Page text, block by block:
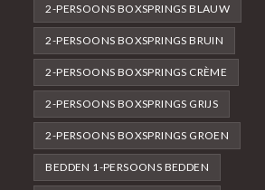
2-PERSOONS BOXSPRINGS BLAUW
2-PERSOONS BOXSPRINGS BRUIN
2-PERSOONS BOXSPRINGS CRÈME
2-PERSOONS BOXSPRINGS GRIJS
2-PERSOONS BOXSPRINGS GROEN
BEDDEN 1-PERSOONS BEDDEN